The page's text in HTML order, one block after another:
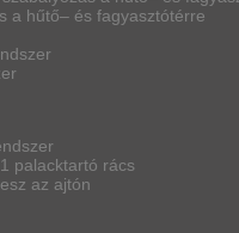
a hűtő– és fagyasztótérre
palacktartó rács
az ajtón